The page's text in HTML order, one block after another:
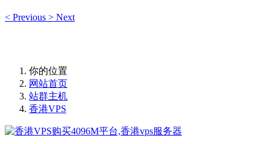
< Previous > Next
你的位置
网站首页
站群主机
香港VPS